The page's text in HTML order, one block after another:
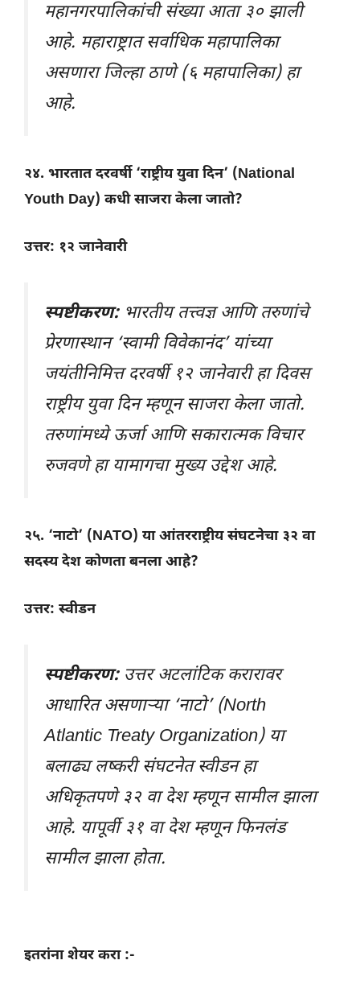
महानगरपालिकांची संख्या आता ३० झाली
आहे. महाराष्ट्रात सर्वाधिक महापालिका
असणारा जिल्हा ठाणे (६ महापालिका) हा
आहे.
२४. भारतात दरवर्षी ‘राष्ट्रीय युवा दिन’ (National
Youth Day) कधी साजरा केला जातो?
उत्तर: १२ जानेवारी
स्पष्टीकरण:भारतीय तत्त्वज्ञ आणि तरुणांचे
प्रेरणास्थान ‘स्वामी विवेकानंद’ यांच्या
जयंतीनिमित्त दरवर्षी १२ जानेवारी हा दिवस
राष्ट्रीय युवा दिन म्हणून साजरा केला जातो.
तरुणांमध्ये ऊर्जा आणि सकारात्मक विचार
रुजवणे हा यामागचा मुख्य उद्देश आहे.
२५. ‘नाटो’ (NATO) या आंतरराष्ट्रीय संघटनेचा ३२ वा
सदस्य देश कोणता बनला आहे?
उत्तर: स्वीडन
स्पष्टीकरण:उत्तर अटलांटिक करारावर
आधारित असणाऱ्या ‘नाटो’ (North
Atlantic Treaty Organization) या
बलाढ्य लष्करी संघटनेत स्वीडन हा
अधिकृतपणे ३२ वा देश म्हणून सामील झाला
आहे. यापूर्वी ३१ वा देश म्हणून फिनलंड
सामील झाला होता.
इतरांना शेयर करा :-